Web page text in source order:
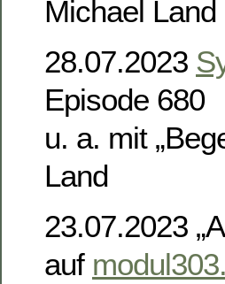
Michael Land
28.07.2023
Episode 680
u. a. mit
Land
23.07.2023
auf